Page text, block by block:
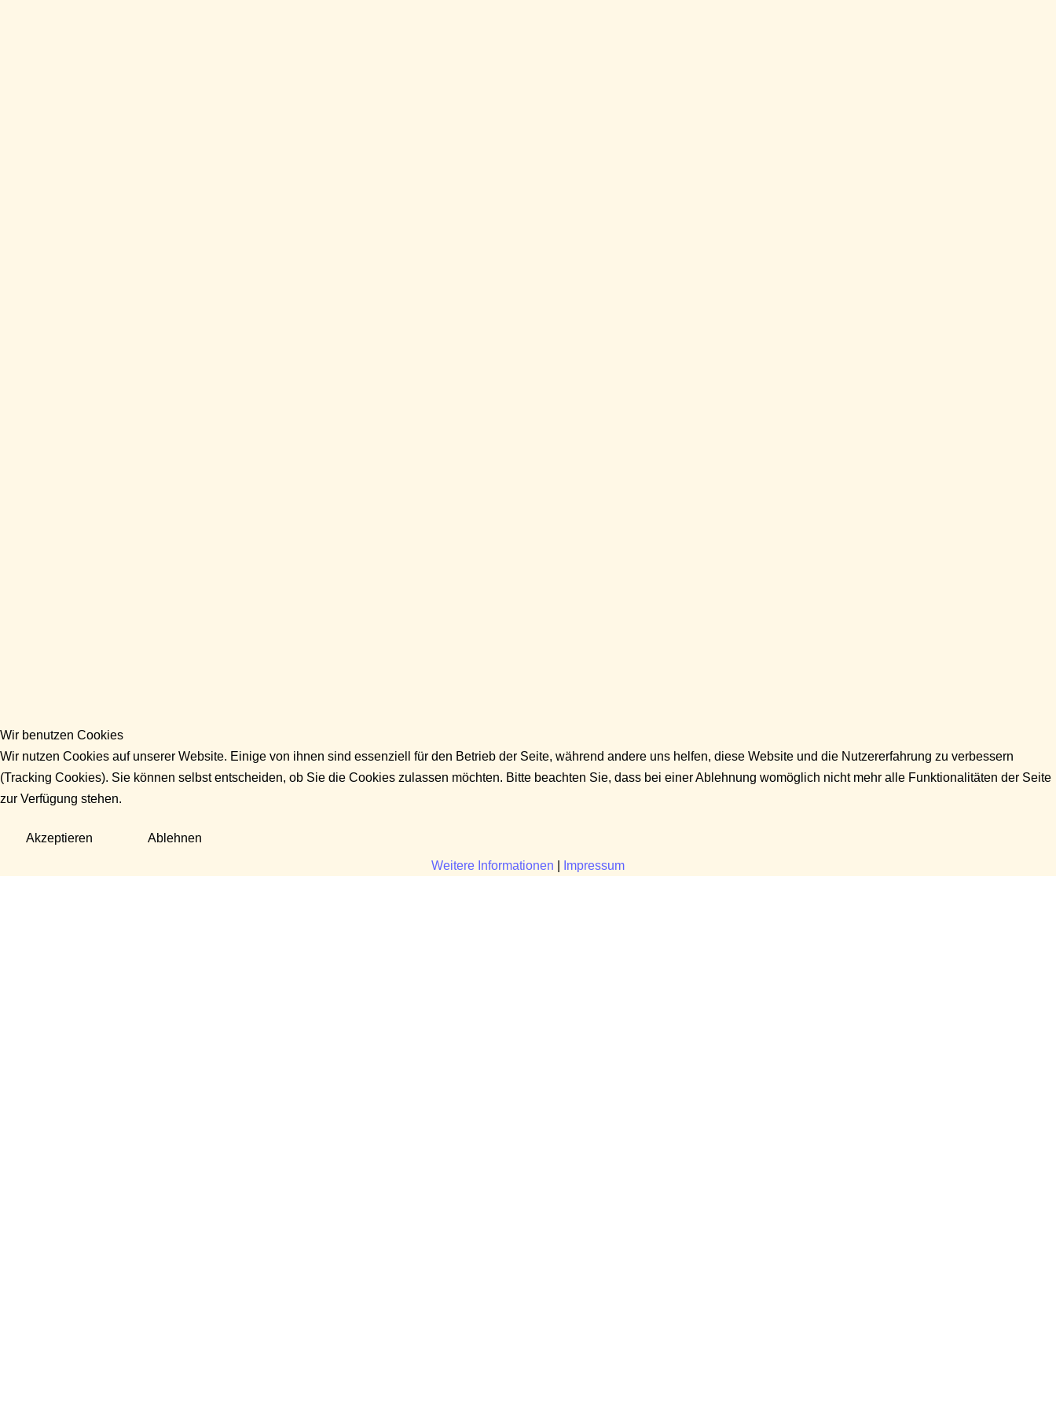
Wir benutzen Cookies
Wir nutzen Cookies auf unserer Website. Einige von ihnen sind essenziell für den Betrieb der Seite, während andere uns helfen, diese Website und die Nutzererfahrung zu verbessern
(Tracking Cookies). Sie können selbst entscheiden, ob Sie die Cookies zulassen möchten. Bitte beachten Sie, dass bei einer Ablehnung womöglich nicht mehr alle Funktionalitäten der Seite
zur Verfügung stehen.
Akzeptieren Ablehnen
Weitere Informationen Impressum